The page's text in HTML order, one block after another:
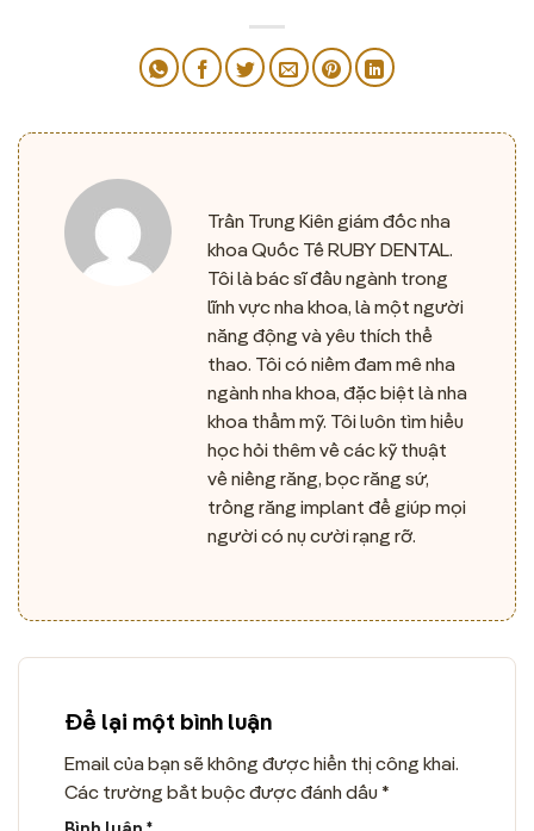
Trần Trung Kiên giám đốc nha
khoa Quốc Tế RUBY DENTAL.
Tôi là bác sĩ đầu ngành trong
lĩnh vực nha khoa, là một người
năng động và yêu thích thể
thao. Tôi có niềm đam mê nha
ngành nha khoa, đặc biệt là nha
khoa thẩm mỹ. Tôi luôn tìm hiểu
học hỏi thêm về các kỹ thuật
về niềng răng, bọc răng sứ,
trồng răng implant để giúp mọi
người có nụ cười rạng rỡ.
Để lại một bình luận
Email của bạn sẽ không được hiển thị công khai.
Các trường bắt buộc được đánh dấu *